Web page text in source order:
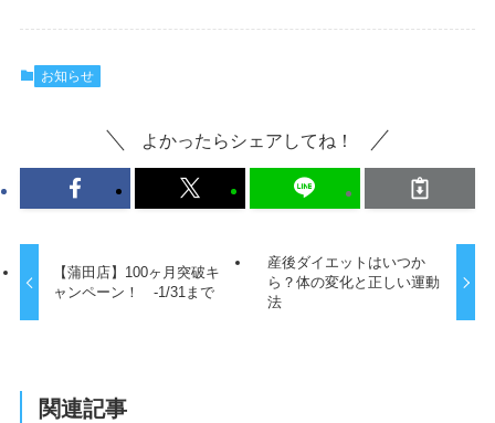
お知らせ
よかったらシェアしてね！
【蒲田店】100ヶ月突破キ
ャンペーン！ -1/31まで
産後ダイエットはいつか
ら？体の変化と正しい運動
法
関連記事